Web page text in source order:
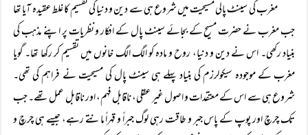
مغرب کی سینٹ پالی مسیحیت میں شروع ہی سے دین و دنیا کی تقسیم کا غلط عقیدہ آیا تھا
جب مغرب نے حضرت مسیح کے بجائے سینٹ پال کے افکار و نظریات پر اپنے مذہب کی
بنیاد رکھی۔ اس نے دین و دنیا، روح و مادہ کو الگ الگ خانوں میں تقسیم کر رکھا تھا۔ گویا
مغرب کے موجودہ سیکولرزم کی بنیاد پہلے ہی سینٹ پال کی مسیحیت نے فراہم کی تھی۔
شروع ہی سے اس کے معتقدات و اصول غیر عقلی، ناقابل فہم، اور ناقابل عمل تھے۔ جب
تک چرچ اور پوپ کے پاس جبر و طاقت رہی لوگ جبراً و قہراً مانتے رہے، جیسے ہی چرچ و